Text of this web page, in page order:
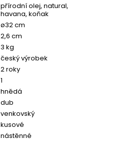
přírodní olej, natural,
havana, koňak
ø32 cm
2,6 cm
3 kg
český výrobek
2 roky
1
hnědá
dub
venkovský
kusové
nástěnné